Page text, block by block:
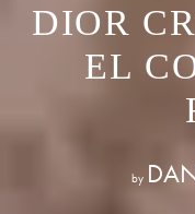
DIOR
EL
by